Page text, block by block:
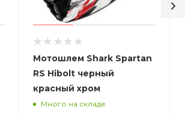
Мотошлем Shark Spartan
RS Hibolt черный
красный хром
Много на складе